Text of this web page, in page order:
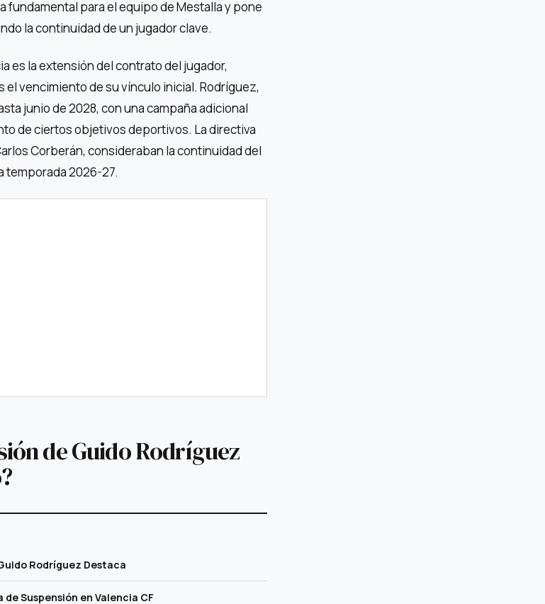
fundamental para el equipo de Mestalla y pone
la continuidad de un jugador clave.
es la extensión del contrato del jugador,
vencimiento de su vínculo inicial. Rodríguez,
junio de 2028, con una campaña adicional
de ciertos objetivos deportivos. La directiva
Corberán, consideraban la continuidad del
temporada 2026-27.
de Guido Rodríguez
Rodríguez Destaca
Suspensión en Valencia CF